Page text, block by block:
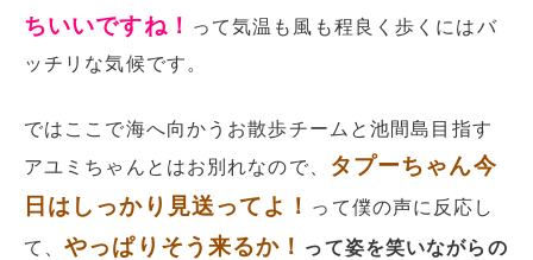
ちいいですね！ って気温も風も程良く歩くにはバ
ッチリな気候です。
ではここで海へ向かうお散歩チームと池間島目指す
アユミちゃんとはお別れなので、
タプーちゃん今
日はしっかり見送ってよ！ って僕の声に反応し
て、やっぱりそう来るか！ って姿を笑いながらの